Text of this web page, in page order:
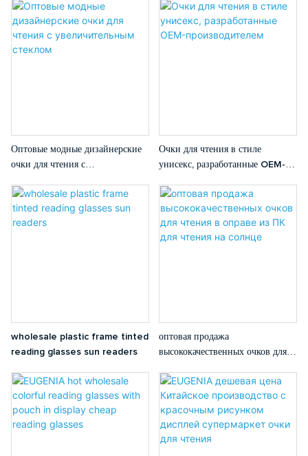
Доллар Очки Для Чтения
Оптовые модные дизайнерские
очки для чтения с
Очки для чтения в стиле
унисекс, разработанные OEM-
wholesale plastic frame tinted
reading glasses sun readers
оптовая продажа
высококачественных очков для
чтения на солнце